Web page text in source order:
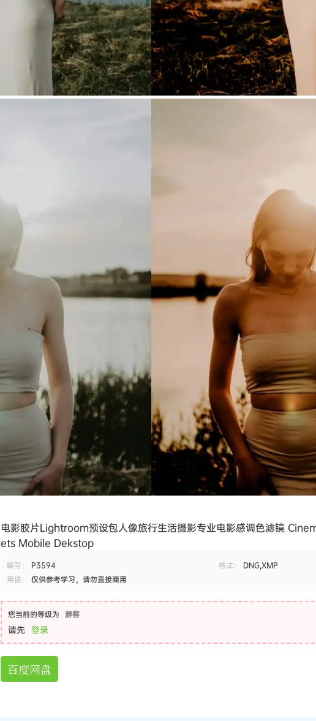
电影胶片Lightroom预设包人像旅行生活摄影专业电影感调色滤镜
ets Mobile Dekstop
编号： P3594 格式：
DNG,XMP
用途：
仅供参考学习，请勿直接商用
您当前的等级为 游客
请先 登录
百度网盘